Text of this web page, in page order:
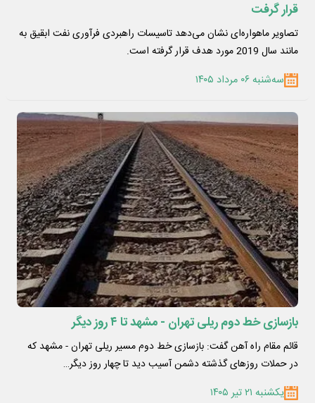
قرار گرفت
تصاویر ماهواره‌ای نشان می‌دهد تاسیسات راهبردی فرآوری نفت ابقیق به
مانند سال 2019 مورد هدف قرار گرفته است.
سه‌شنبه ۰۶ مرداد ۱۴۰۵
بازسازی خط دوم ریلی تهران - مشهد تا ۴ روز دیگر
قائم مقام راه آهن گفت: بازسازی خط دوم مسیر ریلی تهران - مشهد که
در حملات روزهای گذشته دشمن آسیب دید تا چهار روز دیگر…
یکشنبه ۲۱ تیر ۱۴۰۵